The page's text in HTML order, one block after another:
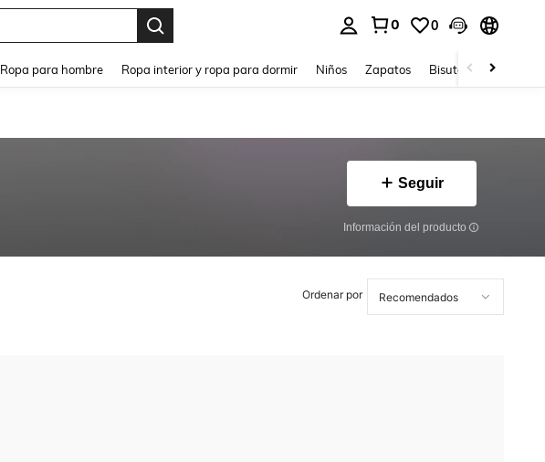
0 0
Ropa para hombre Ropa interior y ropa para dormir Niños Zapatos Bisutería Y
Seguir
Información del producto
Ordenar por